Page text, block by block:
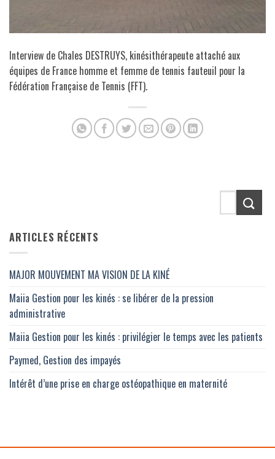
Interview de Chales DESTRUYS, kinésithérapeute attaché aux
équipes de France homme et femme de tennis fauteuil pour la
Fédération Française de Tennis (FFT).
ARTICLES RÉCENTS
MAJOR MOUVEMENT MA VISION DE LA KINÉ
Maiia Gestion pour les kinés : se libérer de la pression
administrative
Maiia Gestion pour les kinés : privilégier le temps avec les patients
Paymed, Gestion des impayés
Intérêt d’une prise en charge ostéopathique en maternité